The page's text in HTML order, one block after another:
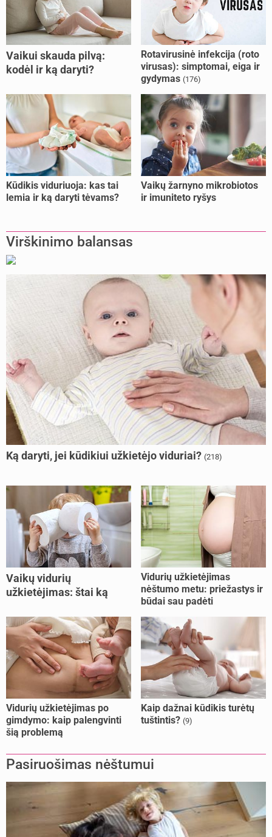
Vaikui skauda pilvą:
kodėl ir ką daryti?
Rotavirusinė infekcija (roto
virusas): simptomai, eiga ir
gydymas (176)
Kūdikis viduriuoja: kas tai
lemia ir ką daryti tėvams?
Vaikų žarnyno mikrobiotos
ir imuniteto ryšys
Virškinimo balansas
Ką daryti, jei kūdikiui užkietėjo viduriai? (218)
Vaikų vidurių
užkietėjimas: štai ką
Vidurių užkietėjimas
nėštumo metu: priežastys ir
būdai sau padėti
Vidurių užkietėjimas po
gimdymo: kaip palengvinti
šią problemą
Kaip dažnai kūdikis turėtų
tuštintis? (9)
Pasiruošimas nėštumui